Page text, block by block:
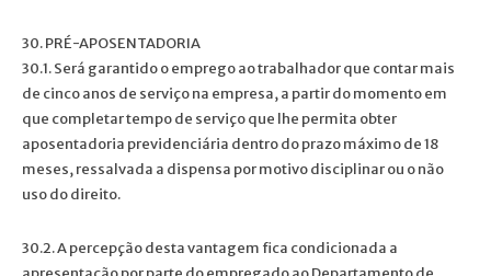
30. PRÉ-APOSENTADORIA
30.1. Será garantido o emprego ao trabalhador que contar mais
de cinco anos de serviço na empresa, a partir do momento em
que completar tempo de serviço que lhe permita obter
aposentadoria previdenciária dentro do prazo máximo de 18
meses, ressalvada a dispensa por motivo disciplinar ou o não
uso do direito.
30.2. A percepção desta vantagem fica condicionada a